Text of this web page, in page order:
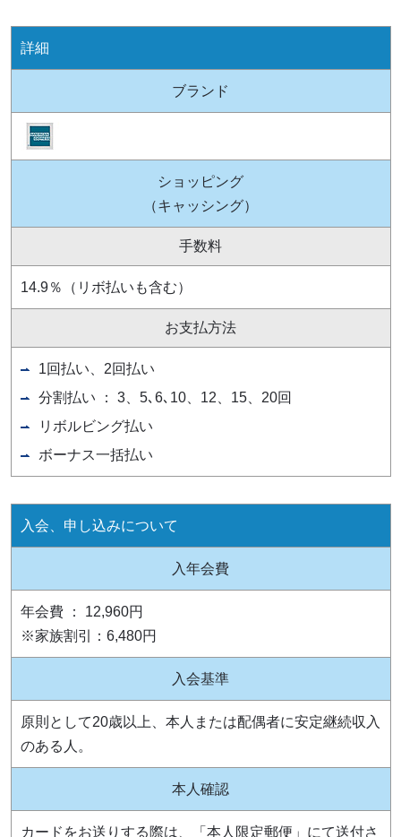
詳細
ブランド
ショッピング
（キャッシング）
手数料
14.9％（リボ払いも含む）
お支払方法
1回払い、2回払い
分割払い ： 3、5､6､10、12、15、20回
リボルビング払い
ボーナス一括払い
入会、申し込みについて
入年会費
年会費 ： 12,960円
※家族割引：6,480円
入会基準
原則として20歳以上、本人または配偶者に安定継続収入
のある人。
本人確認
カードをお送りする際は、「本人限定郵便」にて送付さ